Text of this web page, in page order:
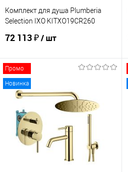
Комплект для душа Plumberia
Selection IXO KITXO19CR260
72 113 ₽/ шт
Купить в 1 клик
Сравнение
В избранное
В наличии
Промо
Новинка